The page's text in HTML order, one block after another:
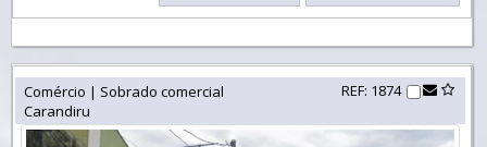
Comércio | Sobrado comercial
Carandiru
REF: 1874